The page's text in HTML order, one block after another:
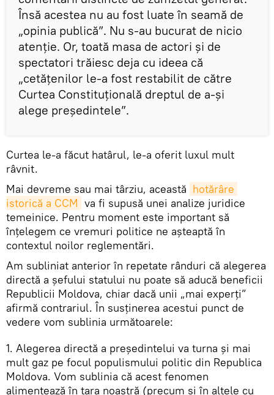
Însă acestea nu au fost luate în seamă de
„opinia publică”. Nu s-au bucurat de nicio
atenţie. Or, toată masa de actori şi de
spectatori trăiesc deja cu ideea că
„cetăţenilor le-a fost restabilit de către
Curtea Constituţională dreptul de a-şi
alege preşedintele”.
Curtea le-a făcut hatârul, le-a oferit luxul mult
râvnit.
Mai devreme sau mai târziu, această hotărâre
istorică a CCM va fi supusă unei analize juridice
temeinice. Pentru moment este important să
înţelegem ce vremuri politice ne aşteaptă în
contextul noilor reglementări.
Am subliniat anterior în repetate rânduri că alegerea
directă a şefului statului nu poate să aducă beneficii
Republicii Moldova, chiar dacă unii „mai experţi”
afirmă contrariul. În susţinerea acestui punct de
vedere vom sublinia următoarele:
1. Alegerea directă a preşedintelui va turna şi mai
mult gaz pe focul populismului politic din Republica
Moldova. Vom sublinia că acest fenomen
alimentează în ţara noastră (precum şi în altele cu